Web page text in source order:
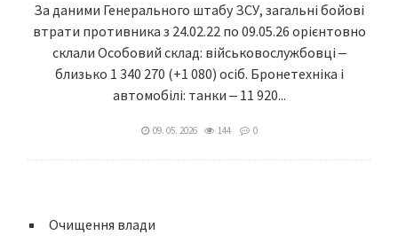
За даними Генерального штабу ЗСУ, загальні бойові
втрати противника з 24.02.22 по 09.05.26 орієнтовно
склали Особовий склад: військовослужбовці ‒
близько 1 340 270 (+1 080) осіб. Бронетехніка і
автомобілі: танки ‒ 11 920...
09. 05. 2026 144 0
Очищення влади